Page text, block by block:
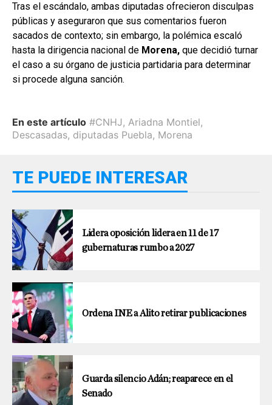
Tras el escándalo, ambas diputadas ofrecieron disculpas
públicas y aseguraron que sus comentarios fueron
sacados de contexto; sin embargo, la polémica escaló
hasta la dirigencia nacional de Morena, que decidió turnar
el caso a su órgano de justicia partidaria para determinar
si procede alguna sanción.
En este artículo #CNHJ, Ariadna Montiel,
Descasadas, diputadas Puebla, Morena
TE PUEDE INTERESAR
Lidera oposición lidera en 11 de 17
gubernaturas rumbo a 2027
Ordena INE a Alito retirar publicaciones
Guarda silencio Adán; reaparece en el
Senado